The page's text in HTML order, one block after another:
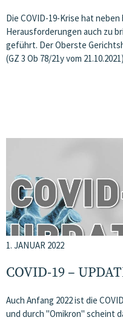
Die COVID-19-Krise hat
Herausforderungen auch zu
geführt. Der Oberste
(GZ 3 Ob 78/21y vom
1. JANUAR 2022
COVID-19 –
Auch Anfang 2022 ist die
und durch "Omikron" scheint